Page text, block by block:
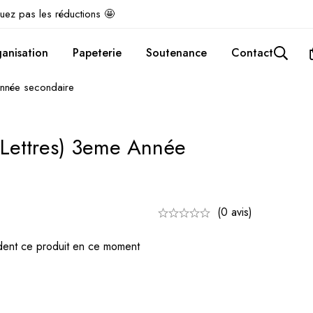
pas les réductions 🤩
Papeterie Soutenance Contact
secondaire
3eme Année
(0 avis)
ce produit en ce moment